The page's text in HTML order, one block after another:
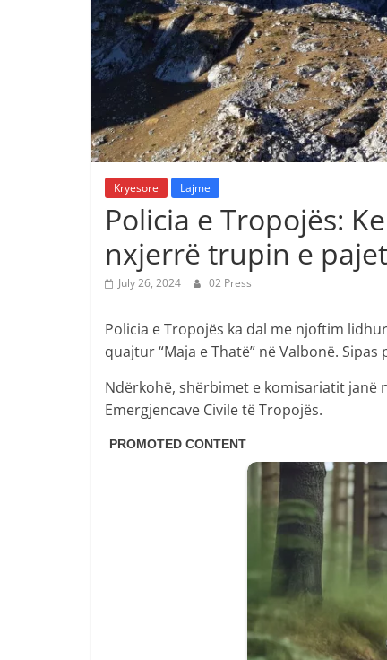
Kryesore Lajme
Policia e Tropojës:
nxjerrë trupin e
July 26, 2024 02 Press
Policia e Tropojës ka dal me njoftim
quajtur “Maja e Thatë” në Valbonë.
Ndërkohë, shërbimet e komisariatit janë
Emergjencave Civile të Tropojës.